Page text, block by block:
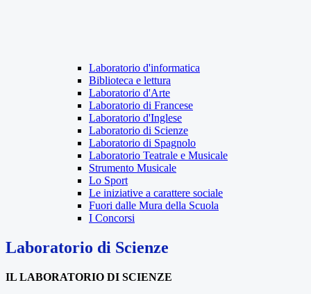
Laboratorio d'informatica
Biblioteca e lettura
Laboratorio d'Arte
Laboratorio di Francese
Laboratorio d'Inglese
Laboratorio di Scienze
Laboratorio di Spagnolo
Laboratorio Teatrale e Musicale
Strumento Musicale
Lo Sport
Le iniziative a carattere sociale
Fuori dalle Mura della Scuola
I Concorsi
Laboratorio di Scienze
IL LABORATORIO DI SCIENZE